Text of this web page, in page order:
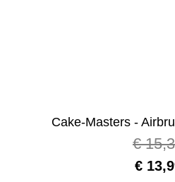
Cake-Masters -
€
€